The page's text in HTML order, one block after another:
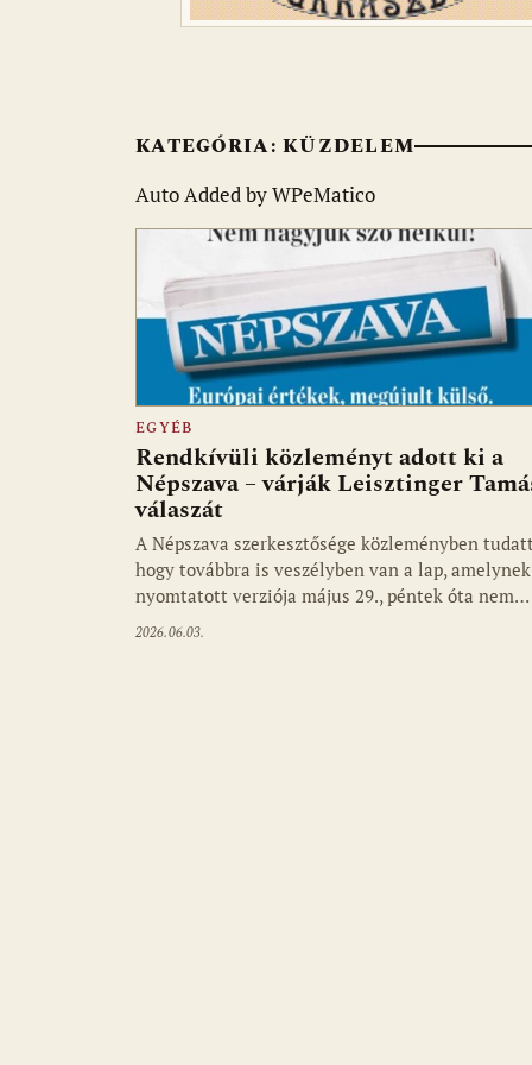
KATEGÓRIA:KÜZDELEM
Auto Added by WPeMatico
EGYÉB
Rendkívüli közleményt adott ki a
Népszava – várják Leisztinger
válaszát
A Népszava szerkesztősége közleményben
hogy továbbra is veszélyben van a lap, amelynek
nyomtatott verziója május 29., péntek óta nem…
2026.06.03.